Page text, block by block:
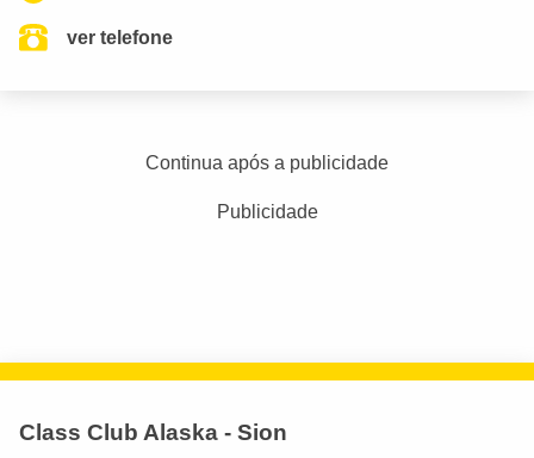
ver telefone
Continua após a publicidade
Publicidade
Class Club Alaska - Sion